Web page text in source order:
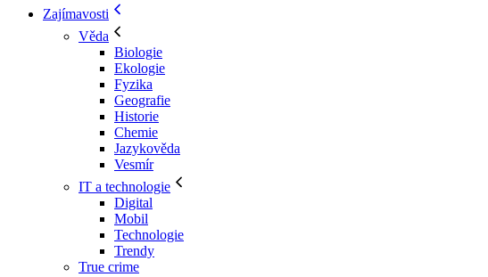
Zajímavosti
Věda
Biologie
Ekologie
Fyzika
Geografie
Historie
Chemie
Jazykověda
Vesmír
IT a technologie
Digital
Mobil
Technologie
Trendy
True crime